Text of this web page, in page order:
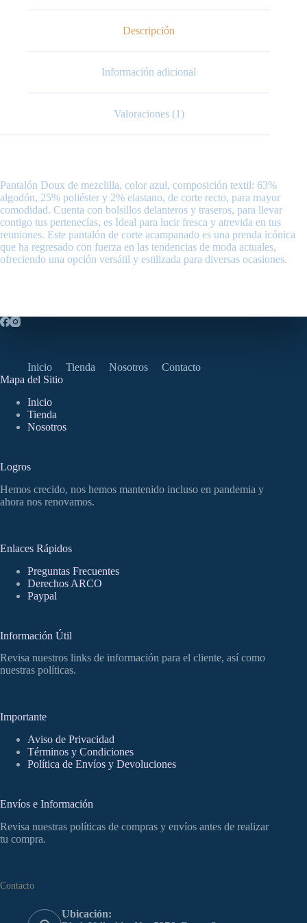
Descripción
Información adicional
Valoraciones (1)
Pantalón Doux de mezclilla, color azul, composición textil: 63%
algodón, 25% poliéster y 2% elastano, de corte recto, para mayor
comodidad. Cuenta con bolsillos delanteros y traseros, para llevar
contigo tus pertenecías, es Ideal para lucir fresca y atrevida en tus
reuniones. Este pantalón de corte acampanado es una prenda icónica
que ha regresado con fuerza en las tendencias de moda actuales,
ofreciendo una opción versátil y estilizada para diversas ocasiones.
Inicio Tienda Nosotros
Contacto
Mapa del Sitio
Inicio
Tienda
Nosotros
Logros
Hemos crecido, nos hemos mantenido incluso en pandemia y
ahora nos renovamos.
Enlaces Rápidos
Preguntas Frecuentes
Derechos ARCO
Paypal
Información Útil
Revisa nuestros links de información para el cliente, así como
nuestras políticas.
Importante
Aviso de Privacidad
Términos y Condiciones
Política de Envíos y Devoluciones
Envíos e Información
Revisa nuestras políticas de compras y envíos antes de realizar
tu compra.
Contacto
Ubicación: